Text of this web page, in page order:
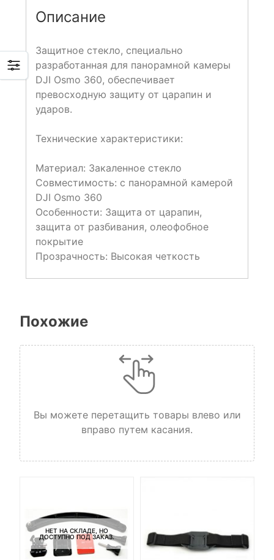
Описание
Защитное стекло, специально
разработанная для панорамной камеры
DJI Osmo 360, обеспечивает
превосходную защиту от царапин и
ударов.
Технические характеристики:
Материал: Закаленное стекло
Совместимость: с панорамной камерой
DJI Osmo 360
Особенности: Защита от царапин,
защита от разбивания, олеофобное
покрытие
Прозрачность: Высокая четкость
Похожие
Вы можете перетащить товары влево или
вправо путем касания.
НЕТ НА СКЛАДЕ, НО
ДОСТУПНО ПОД ЗАКАЗ.